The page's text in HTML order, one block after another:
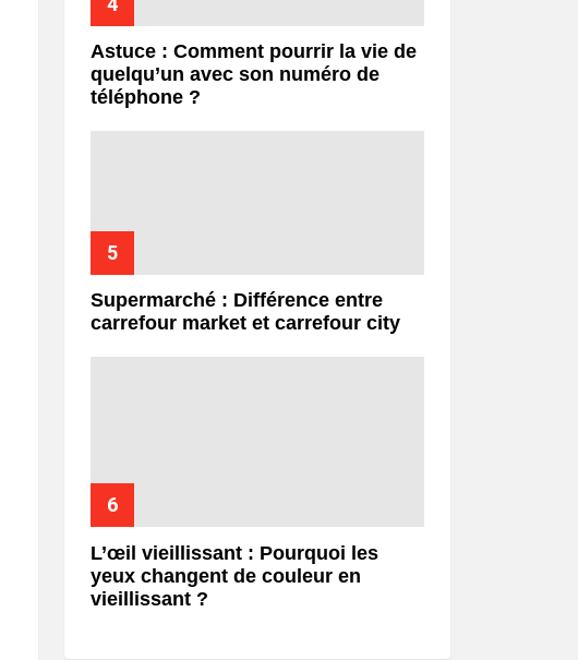
Astuce : Comment pourrir la vie de
quelqu’un avec son numéro de
téléphone ?
Supermarché : Différence entre
carrefour market et carrefour city
L’œil vieillissant : Pourquoi les
yeux changent de couleur en
vieillissant ?